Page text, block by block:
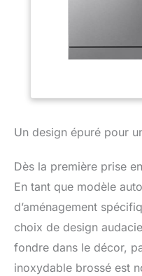
Un design épuré pour
Dès la première prise
En tant que modèle
d’aménagement
choix de design
fondre dans le décor,
inoxydable brossé est